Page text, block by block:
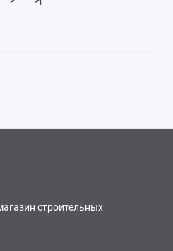
строительных